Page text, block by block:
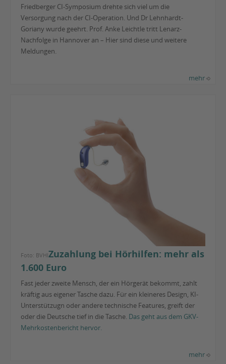
Friedberger CI-Symposium drehte sich viel um die
Versorgung nach der CI-Operation. Und Dr Lehnhardt-
Goriany wurde geehrt. Prof. Anke Leichtle tritt Lenarz-
Nachfolge in Hannover an – Hier sind diese und weitere
Meldungen.
mehr
Foto: BVHIZuzahlung bei Hörhilfen: mehr als
1.600 Euro
Fast jeder zweite Mensch, der ein Hörgerät bekommt, zahlt
kräftig aus eigener Tasche dazu. Für ein kleineres Design, KI-
Unterstützugn oder andere technische Features, greift der
oder die Deutsche tief in die Tasche. Das geht aus dem GKV-
Mehrkostenbericht hervor.
mehr